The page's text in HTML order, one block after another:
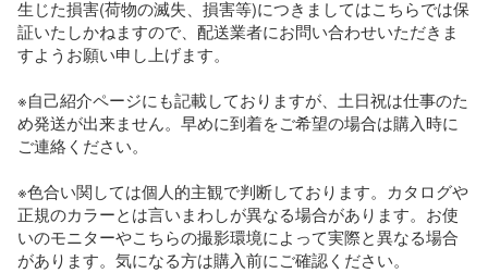
生じた損害(荷物の滅失、損害等)につきましてはこちらでは保
証いたしかねますので、配送業者にお問い合わせいただきま
すようお願い申し上げます。
※自己紹介ページにも記載しておりますが、土日祝は仕事のた
め発送が出来ません。早めに到着をご希望の場合は購入時に
ご連絡ください。
※色合い関しては個人的主観で判断しております。カタログや
正規のカラーとは言いまわしが異なる場合があります。お使
いのモニターやこちらの撮影環境によって実際と異なる場合
があります。気になる方は購入前にご確認ください。